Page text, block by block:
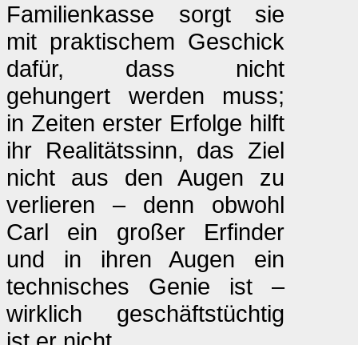
Familienkasse sorgt sie
mit praktischem Geschick
dafür, dass nicht
gehungert werden muss;
in Zeiten erster Erfolge hilft
ihr Realitätssinn, das Ziel
nicht aus den Augen zu
verlieren – denn obwohl
Carl ein großer Erfinder
und in ihren Augen ein
technisches Genie ist –
wirklich geschäftstüchtig